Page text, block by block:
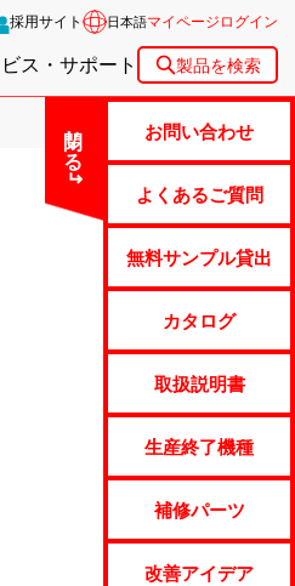
採用サイト 日本語マイページログイン
ス・サポート 製品を検索
閉じる お問い合わせ
よくあるご質問
無料サンプル貸出
カタログ
取扱説明書
生産終了機種
補修パーツ
改善アイデア